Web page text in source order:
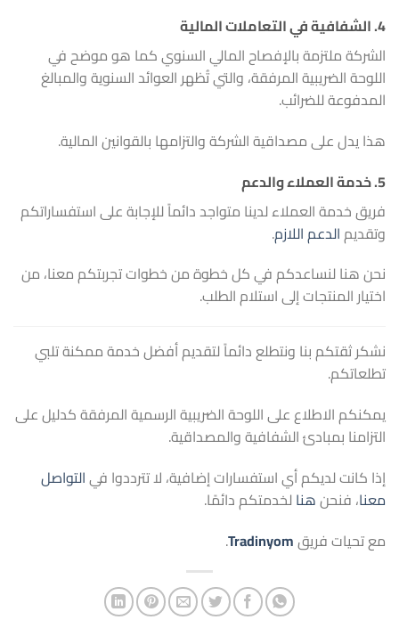
4. الشفافية في التعاملات المالية
الشركة ملتزمة بالإفصاح المالي السنوي كما هو موضح في
اللوحة الضريبية المرفقة، والتي تُظهر العوائد السنوية والمبالغ
المدفوعة للضرائب.
هذا يدل على مصداقية الشركة والتزامها بالقوانين المالية.
5. خدمة العملاء والدعم
فريق خدمة العملاء لدينا متواجد دائماً للإجابة على استفساراتكم
وتقديمالدعم اللازم.
نحن هنا لنساعدكم في كل خطوة من خطوات تجربتكم معنا، من
اختيار المنتجات إلى استلام الطلب.
نشكر ثقتكم بنا ونتطلع دائماً لتقديم أفضل خدمة ممكنة تلبي
تطلعاتكم.
يمكنكم الاطلاع على اللوحة الضريبية الرسمية المرفقة كدليل على
التزامنا بمبادئ الشفافية والمصداقية.
إذا كانت لديكم أي استفسارات إضافية، لا تترددوا فيالتواصل
معنا، فنحنهنالخدمتكم دائمًا.
مع تحيات فريقTradinyom
.